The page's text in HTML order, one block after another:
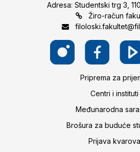
Adresa: Studentski trg 3,
Žiro-račun
Priprema za
Centri i instituti
Međunarodna
Brošura za buduće
Prijava kvarova